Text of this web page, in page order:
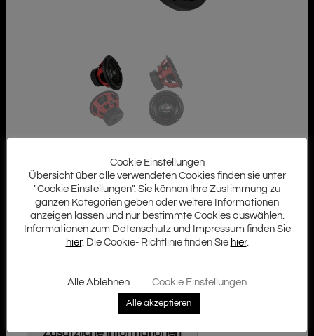
Zusätzliche Informationen
Cookie Einstellungen
Übersicht über alle verwendeten Cookies finden sie unter
"Cookie Einstellungen". Sie können Ihre Zustimmung zu
ganzen Kategorien geben oder weitere Informationen
anzeigen lassen und nur bestimmte Cookies auswählen.
Informationen zum Datenschutz und Impressum finden Sie
hier. Die Cookie- Richtlinie finden Sie hier.
Alle Ablehnen Cookie Einstellungen
Alle akzeptieren